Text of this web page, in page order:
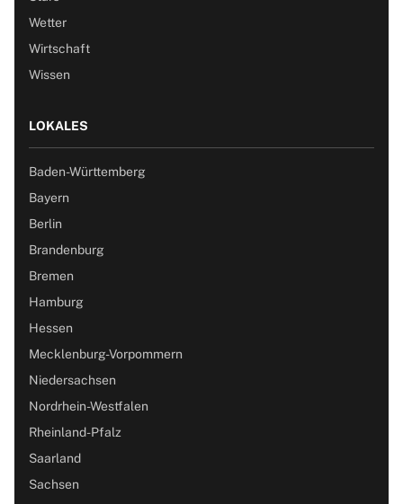
Wetter
Wirtschaft
Wissen
LOKALES
Baden-Württemberg
Bayern
Berlin
Brandenburg
Bremen
Hamburg
Hessen
Mecklenburg-Vorpommern
Niedersachsen
Nordrhein-Westfalen
Rheinland-Pfalz
Saarland
Sachsen